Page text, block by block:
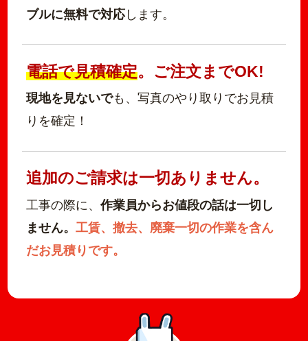
ブルに無料で対応します。
電話で見積確定。ご注文までOK!
現地を見ないでも、写真のやり取りでお見積
りを確定！
追加のご請求は一切ありません。
工事の際に、作業員からお値段の話は一切し
ません。 工賃、撤去、廃棄一切の作業を含ん
だお見積りです。